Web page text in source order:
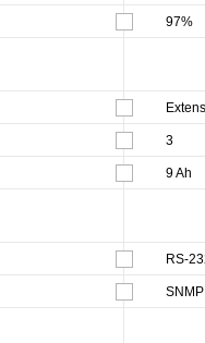
97%
3
9 Ah
RS-
SNMP